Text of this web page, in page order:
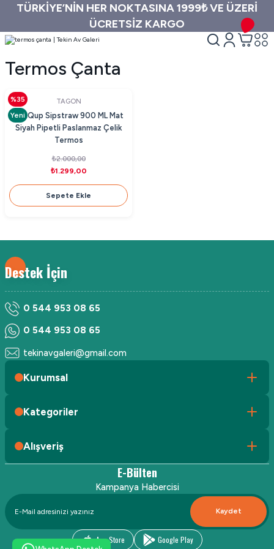
TÜRKİYE’NİN HER NOKTASINA 1999₺ VE ÜZERİ
ÜCRETSİZ KARGO
Termos Çanta
%35
Yeni
TAGON
MiniQup Sipstraw 900 ML Mat
Siyah Pipetli Paslanmaz Çelik
Termos
₺2.000,00
₺1.299,00
Sepete Ekle
Destek İçin
0 544 953 08 65
0 544 953 08 65
tekinavgaleri@gmail.com
Kurumsal
Kategoriler
Alışveriş
E-Bülten
Kampanya Habercisi
Kaydet
App Store Google Play